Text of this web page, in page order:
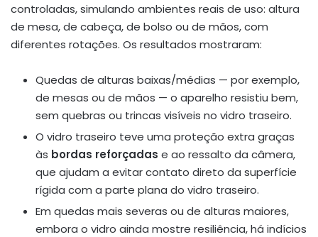
controladas, simulando ambientes reais de uso: altura
de mesa, de cabeça, de bolso ou de mãos, com
diferentes rotações. Os resultados mostraram:
Quedas de alturas baixas/médias — por exemplo,
de mesas ou de mãos — o aparelho resistiu bem,
sem quebras ou trincas visíveis no vidro traseiro.
O vidro traseiro teve uma proteção extra graças
às bordas reforçadas e ao ressalto da câmera,
que ajudam a evitar contato direto da superfície
rígida com a parte plana do vidro traseiro.
Em quedas mais severas ou de alturas maiores,
embora o vidro ainda mostre resiliência, há indícios